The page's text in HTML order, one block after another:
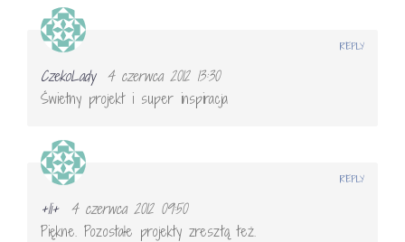
CzekoLady
4 czerwca 2012 13:30
Świetny projekt i super inspiracja
REPLY
+li+
4 czerwca 2012 09:50
Piękne. Pozostałe projekty zresztą też.
REPLY